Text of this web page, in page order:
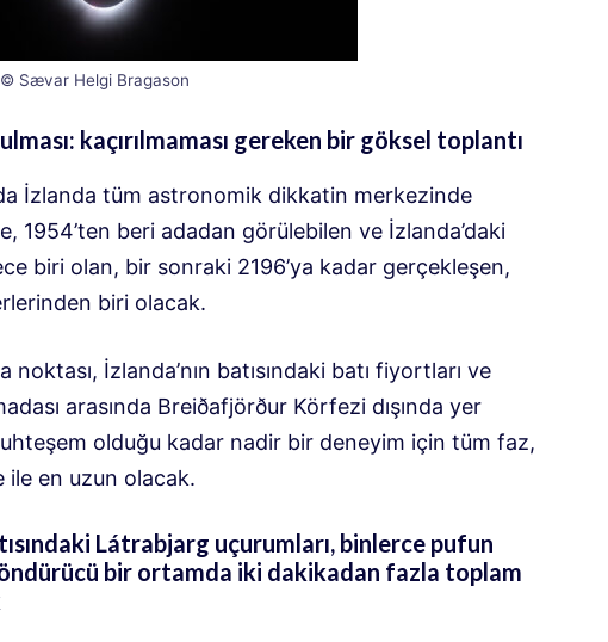
© Sævar Helgi Bragason
kaçırılmaması gereken bir göksel toplantı
İzlanda tüm astronomik dikkatin merkezinde
1954’ten beri adadan görülebilen ve İzlanda’daki
biri olan, bir sonraki 2196’ya kadar gerçekleşen,
biri olacak.
İzlanda’nın batısındaki batı fiyortları ve
arasında Breiðafjörður Körfezi dışında yer
olduğu kadar nadir bir deneyim için tüm faz,
ile en uzun olacak.
Látrabjarg uçurumları, binlerce pufun
bir ortamda iki dakikadan fazla toplam